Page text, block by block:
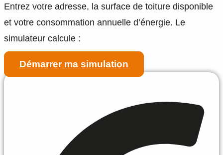
Entrez votre adresse, la surface de toiture disponible
et votre consommation annuelle d’énergie. Le
simulateur calcule :
Démarrer ma simulation